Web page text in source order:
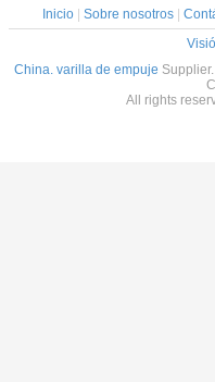
Inicio| Sobre nosotros|
China. varilla de empuje
All rights